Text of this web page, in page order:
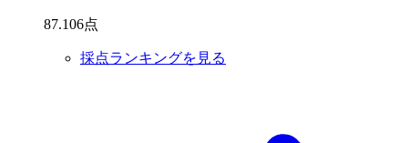
87.106点
採点ランキングを見る